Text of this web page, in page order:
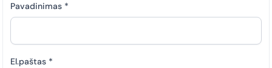
Pavadinimas *
El.paštas *